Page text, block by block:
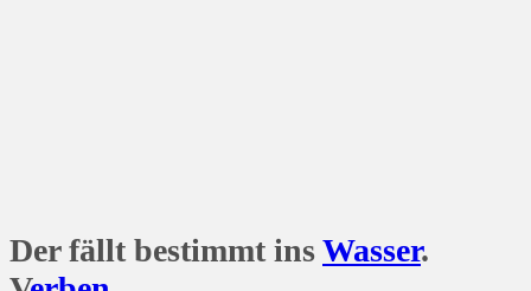
Der fällt bestimmt insWasser.